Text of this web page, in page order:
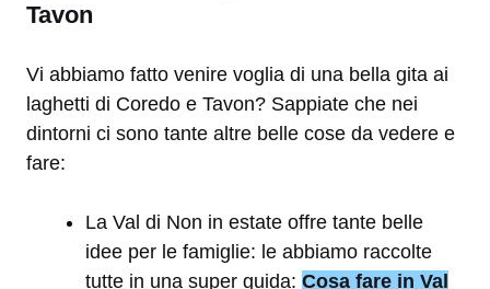
Tavon
Vi abbiamo fatto venire voglia di una bella gita ai
laghetti di Coredo e Tavon? Sappiate che nei
dintorni ci sono tante altre belle cose da vedere e
fare:
La Val di Non in estate offre tante belle
idee per le famiglie: le abbiamo raccolte
tutte in una super guida: Cosa fare in Val